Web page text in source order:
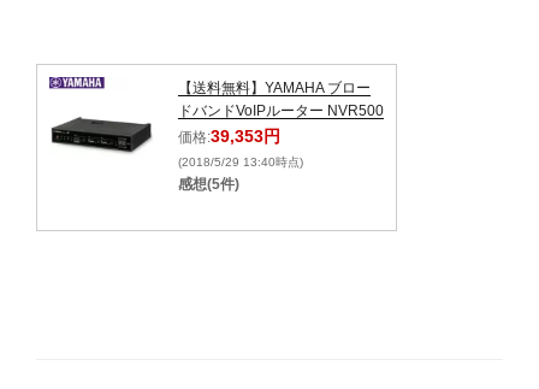
【送料無料】YAMAHA ブロー
ドバンドVoIPルーター NVR500
価格:39,353円
(2018/5/29 13:40時点)
感想(5件)